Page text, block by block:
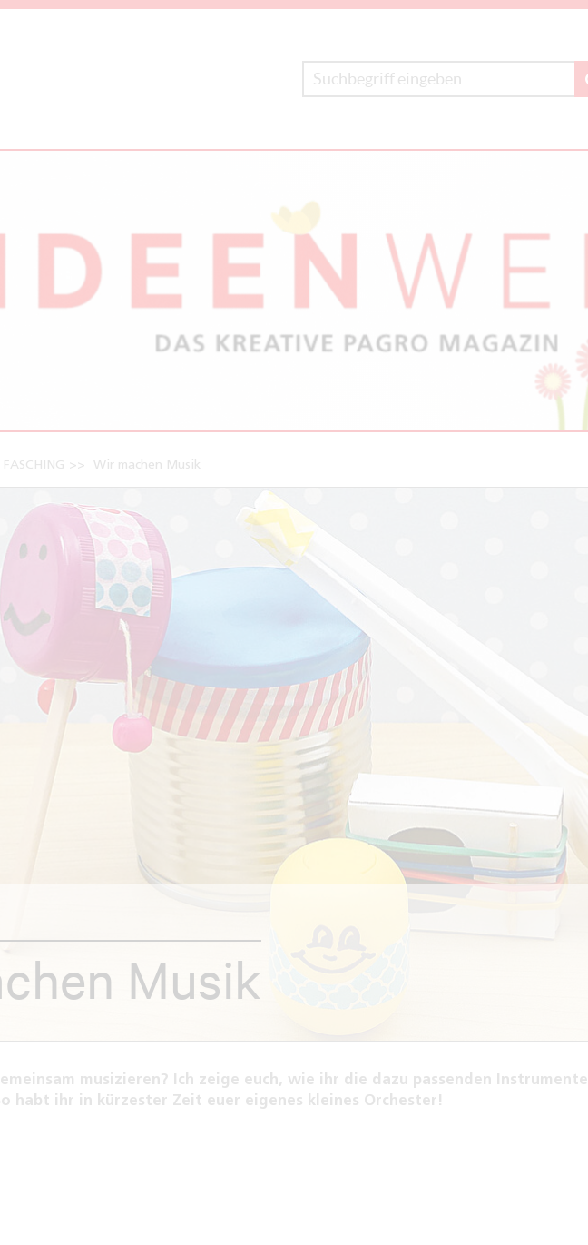
FASCHING Wir machen Musik
Musik
musizieren? Ich zeige euch, wie ihr die dazu passenden Instrumente
habt ihr in kürzester Zeit euer eigenes kleines Orchester!